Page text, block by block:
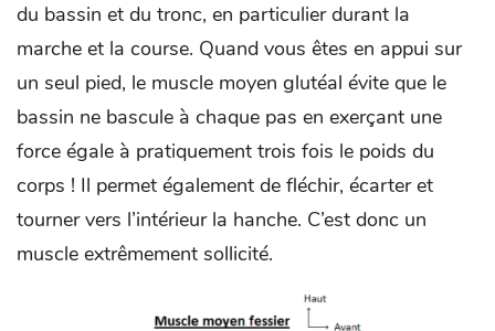
du bassin et du tronc, en particulier durant la
marche et la course. Quand vous êtes en appui sur
un seul pied, le muscle moyen glutéal évite que le
bassin ne bascule à chaque pas en exerçant une
force égale à pratiquement trois fois le poids du
corps ! Il permet également de fléchir, écarter et
tourner vers l’intérieur la hanche. C’est donc un
muscle extrêmement sollicité.